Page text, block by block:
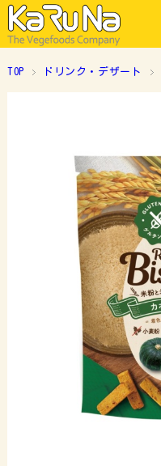
TOP ドリンク・デザート